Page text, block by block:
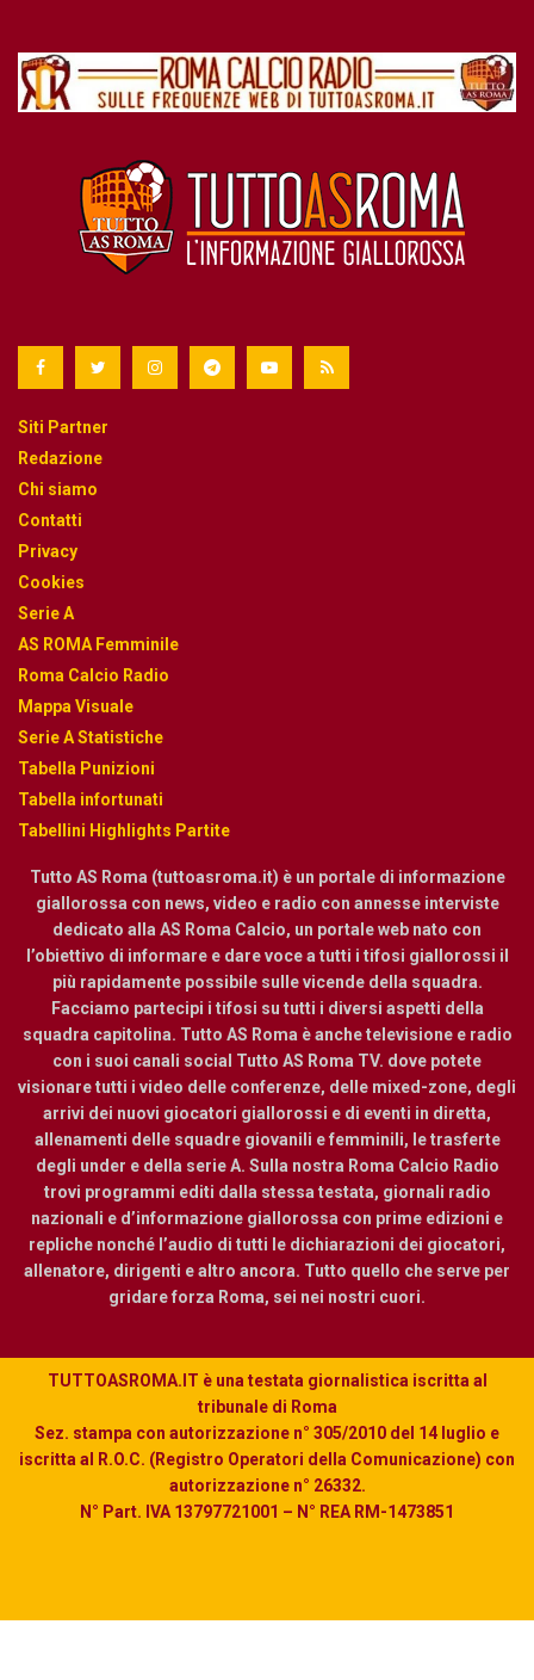
Siti Partner
Redazione
Chi siamo
Contatti
Privacy
Cookies
Serie A
AS ROMA Femminile
Roma Calcio Radio
Mappa Visuale
Serie A Statistiche
Tabella Punizioni
Tabella infortunati
Tabellini Highlights Partite
Tutto AS Roma (tuttoasroma.it) è un portale di informazione
giallorossa con news, video e radio con annesse interviste
dedicato alla AS Roma Calcio, un portale web nato con
l’obiettivo di informare e dare voce a tutti i tifosi giallorossi il
più rapidamente possibile sulle vicende della squadra.
Facciamo partecipi i tifosi su tutti i diversi aspetti della
squadra capitolina. Tutto AS Roma è anche televisione e radio
con i suoi canali social Tutto AS Roma TV. dove potete
visionare tutti i video delle conferenze, delle mixed-zone, degli
arrivi dei nuovi giocatori giallorossi e di eventi in diretta,
allenamenti delle squadre giovanili e femminili, le trasferte
degli under e della serie A. Sulla nostra Roma Calcio Radio
trovi programmi editi dalla stessa testata, giornali radio
nazionali e d’informazione giallorossa con prime edizioni e
repliche nonché l’audio di tutti le dichiarazioni dei giocatori,
allenatore, dirigenti e altro ancora. Tutto quello che serve per
gridare forza Roma, sei nei nostri cuori.
TUTTOASROMA.IT è una testata giornalistica iscritta al
tribunale di Roma
Sez. stampa con autorizzazione n° 305/2010 del 14 luglio e
iscritta al R.O.C. (Registro Operatori della Comunicazione) con
autorizzazione n° 26332.
N° Part. IVA 13797721001 – N° REA RM-1473851